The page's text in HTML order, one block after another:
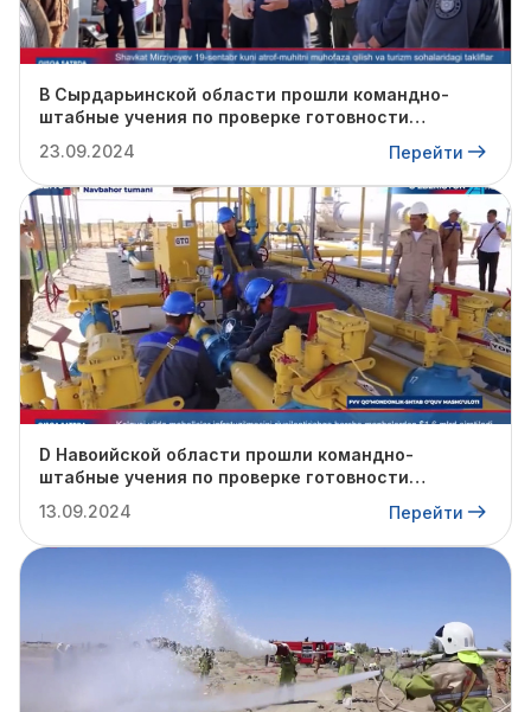
В Сырдарьинской области прошли командно-
штабные учения по проверке готовности
отопительному сезону.
23.09.2024 Перейти
D Навоийской области прошли командно-
штабные учения по проверке готовности
отопительному сезону.
13.09.2024 Перейти